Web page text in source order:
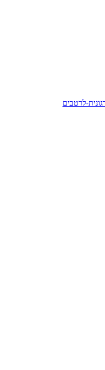
לרטבים